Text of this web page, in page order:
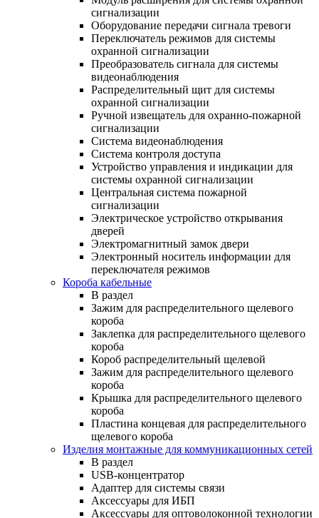
сигнализации
Оборудование передачи сигнала тревоги
Переключатель режимов для системы
охранной сигнализации
Преобразователь сигнала для системы
видеонаблюдения
Распределительный щит для системы
охранной сигнализации
Ручной извещатель для охранно-пожарной
сигнализации
Система видеонаблюдения
Система контроля доступа
Устройство управления и индикации для
системы охранной сигнализации
Центральная система пожарной
сигнализации
Электрическое устройство открывания
дверей
Электромагнитный замок двери
Электронный носитель информации для
переключателя режимов
Короба кабельные
В раздел
Зажим для распределительного щелевого
короба
Заклепка для распределительного щелевого
короба
Короб распределительный щелевой
Зажим для распределительного щелевого
короба
Крышка для распределительного щелевого
короба
Пластина концевая для распределительного
щелевого короба
Изделия монтажные для коммуникационных сетей
В раздел
USB-концентратор
Адаптер для системы связи
Аксессуары для ИБП
Аксессуары для оптоволоконной технологии